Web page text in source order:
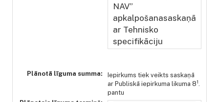
NAV”
apkalpošanasaskaņā
ar Tehnisko
specifikāciju
Plānotā līguma summa:
Iepirkums tiek veikts saskaņā
ar Publiskā iepirkuma likuma 81
pantu